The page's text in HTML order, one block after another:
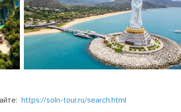
https://soln-tour.ru/search.html